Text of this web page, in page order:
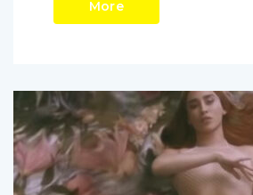
More